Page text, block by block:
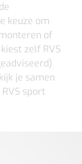
keuze om
of
zelf RVS
je samen
sport